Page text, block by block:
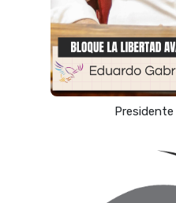
Presidente